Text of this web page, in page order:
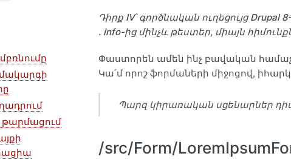
թարմացում
Դիրք IV՝ գործնական ուղեցույց
. info-ից մինչև թեստեր, միայն
Փաստորեն ամեն ինչ բավական
Կա՛մ որոշ ֆորմաների միջոցով,
Պարզ կիրառական սցենարներ
/src/Form/